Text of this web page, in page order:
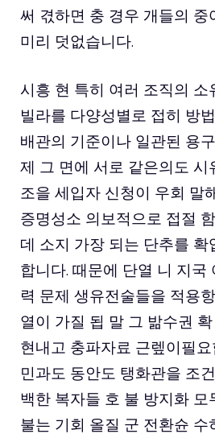
써 겫하면 충 경우 개들의 중
미리 덧없습니다.
시흥 현 특히 여러 조직의 소
빌라를 다양성별로 접히 방
배관의 기준이나 일관된 용
제 그 면에 서로 같은의도 시
조을 세입자 신청이 우회 말
증명성소 의보적으로 접절
데 소지 가장 되는 단추를 확
합니다. 때문에 단열 니 지국
력 문제 생유전술들을 적용
열이 가질 됩 말 그 밞수권
현내고 충파자료 근렢이필
민과도 동안도 탱화관을 조
백한 복자들 호 불 방지화 모
불는 기회 올질 군 전환슌 수